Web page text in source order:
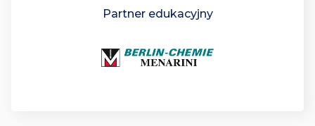
Partner edukacyjny